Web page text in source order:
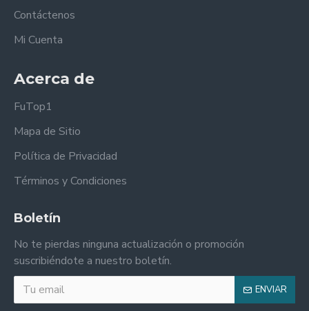
Contáctenos
Mi Cuenta
Acerca de
FuTop1
Mapa de Sitio
Política de Privacidad
Términos y Condiciones
Boletín
No te pierdas ninguna actualización o promoción
suscribiéndote a nuestro boletín.
ENVIAR